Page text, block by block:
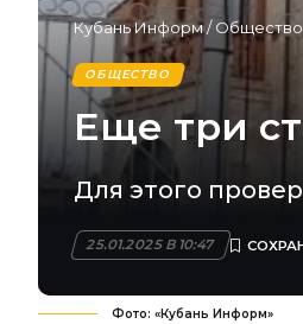
Кубань Информ/Общество
ОБЩЕСТВО
Еще три
Для этого
25.01.2025 В 10:47
Фото: «Кубань Информ»